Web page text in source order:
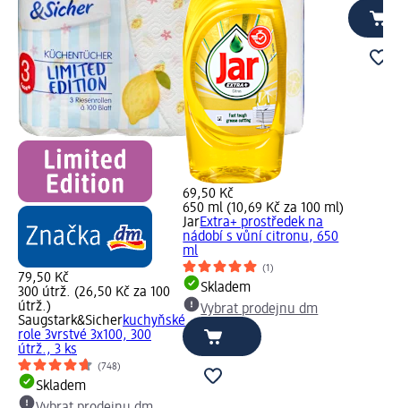
79,50 Kč
300 útrž. (26,50 Kč za 100
útrž.)
Saugstark&Sicherkuchyňské
role 3vrstvé 3x100, 300
útrž., 3 ks
(748)
Skladem
69,50 Kč
650 ml (10,69 Kč za 100 ml)
JarExtra+ prostředek na
nádobí s vůní citronu, 650
ml
(1)
Skladem
Vybrat prodejnu dm